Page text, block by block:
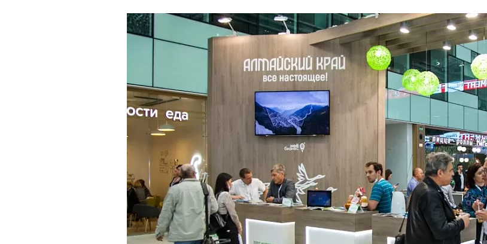
Придорожные кафе
Карта
Новости
Что привезти (сувениры)
О
Общая
Как
Люди,
Карты и
Другие рубрики
Реестр туроператоров